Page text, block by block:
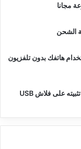
مجانا
هاتفك بدون تلفزيون
تحميل نسخة MacOS Sierra برابط مباشر و تثبيته على فلاش USB